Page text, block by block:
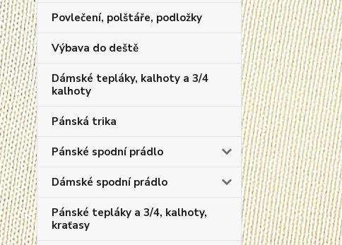
Povlečení, polštáře, podložky
Výbava do deště
Dámské tepláky, kalhoty a 3/4
kalhoty
Pánská trika
Pánské spodní prádlo
Dámské spodní prádlo
Pánské tepláky a 3/4, kalhoty,
kraťasy